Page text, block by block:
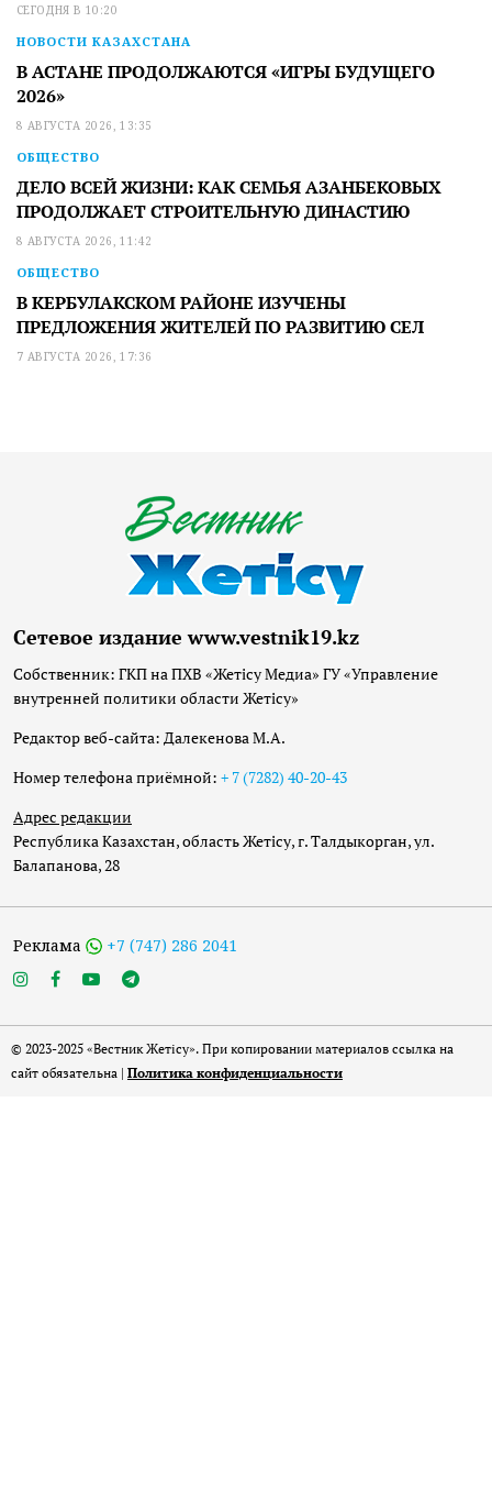
СЕГОДНЯ В 10:20
НОВОСТИ КАЗАХСТАНА
В АСТАНЕ ПРОДОЛЖАЮТСЯ «ИГРЫ БУДУЩЕГО
2026»
8 АВГУСТА 2026, 13:35
ОБЩЕСТВО
ДЕЛО ВСЕЙ ЖИЗНИ: КАК СЕМЬЯ АЗАНБЕКОВЫХ
ПРОДОЛЖАЕТ СТРОИТЕЛЬНУЮ ДИНАСТИЮ
8 АВГУСТА 2026, 11:42
ОБЩЕСТВО
В КЕРБУЛАКСКОМ РАЙОНЕ ИЗУЧЕНЫ
ПРЕДЛОЖЕНИЯ ЖИТЕЛЕЙ ПО РАЗВИТИЮ СЕЛ
7 АВГУСТА 2026, 17:36
Сетевое издание www.vestnik19.kz
Собственник: ГКП на ПХВ «Жетісу Медиа» ГУ «Управление
внутренней политики области Жетісу»
Редактор веб-сайта: Далекенова М.А.
Номер телефона приёмной: + 7 (7282) 40-20-43
Адрес редакции
Республика Казахстан, область Жетісу, г. Талдыкорган, ул.
Балапанова, 28
Реклама +7 (747) 286 2041
© 2023-2025 «Вестник Жетісу». При копировании материалов ссылка на
сайт обязательна | Политика конфиденциальности